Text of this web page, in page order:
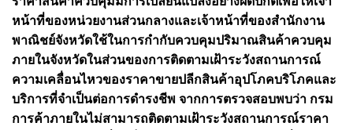
หน้าที่ของหน่วยงานส่วนกลางและเจ้าหน้าที่ของสำนักงาน
พาณิชย์จังหวัดใช้ในการกำกับควบคุมปริมาณสินค้าควบคุม
ภายในจังหวัดในส่วนของการติดตามเฝ้าระวังสถานการณ์
ความเคลื่อนไหวของราคาขายปลีกสินค้าอุปโภคบริโภคและ
บริการที่จำเป็นต่อการดำรงชีพ จากการตรวจสอบพบว่า กรม
การค้าภายในไม่สามารถติดตามเฝ้าระวังสถานการณ์ราคา